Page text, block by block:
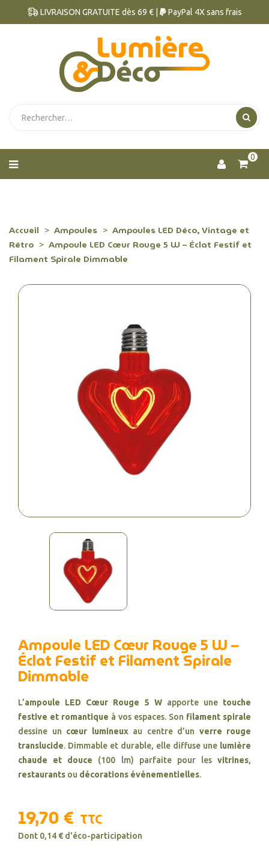
LIVRAISON GRATUITE dès 69 € | PayPal 4X sans frais
0
Accueil Ampoules
Ampoules LED Déco, Vintage et
Rétro
Ampoule LED Cœur Rouge 5 W – Éclat Festif et
Filament Spirale Dimmable
Ampoule LED Cœur Rouge 5 W –
Éclat Festif et Filament Spirale
Dimmable
L’ampoule LED Cœur Rouge 5 Wapporte une touche
festive et romantique à vos espaces. Son filament spirale
dessine un cœur lumineuxau centre d’un verre rouge
translucide. Dimmable et durable, elle diffuse une lumière
chaude et douce (100 lm) parfaite pour les vitrines,
restaurants ou décorations événementielles.
19,70 € TTC
Dont 0,14 € d'éco-participation